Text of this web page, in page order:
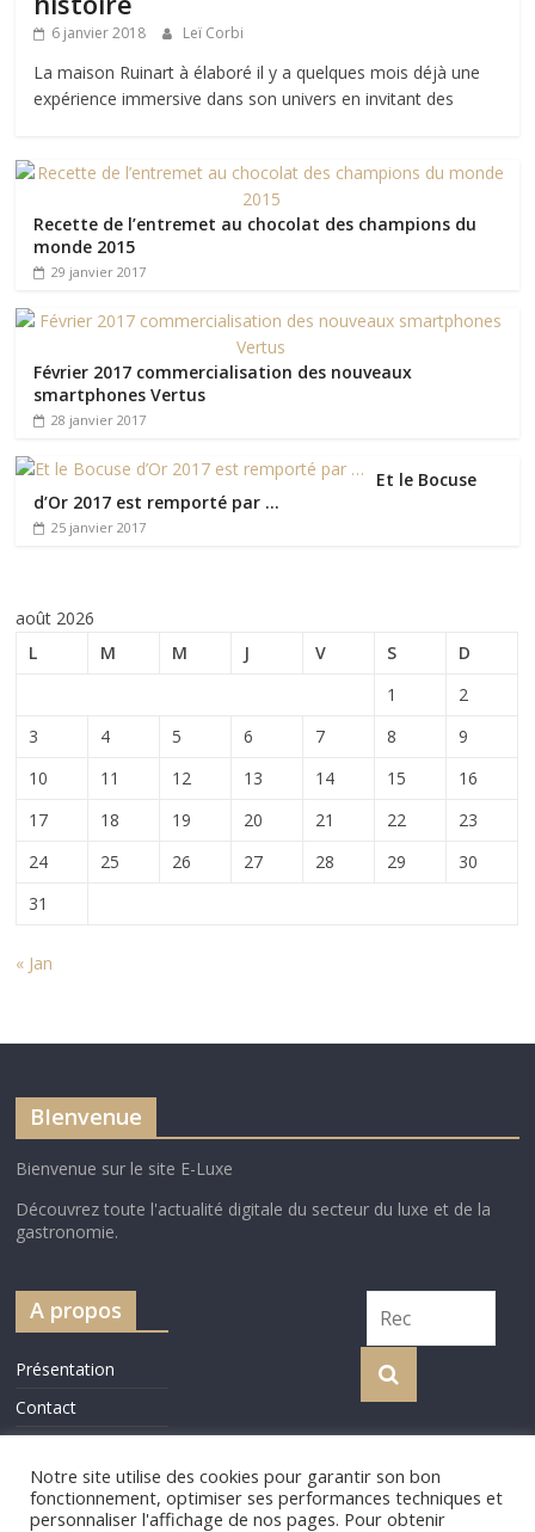
6 janvier 2018 Leï Corbi
La maison Ruinart à élaboré il y a quelques mois déjà une
expérience immersive dans son univers en invitant des
Recette de l’entremet au chocolat des champions du
monde 2015
29 janvier 2017
Février 2017 commercialisation des nouveaux
smartphones Vertus
28 janvier 2017
Et le Bocuse
d’Or 2017 est remporté par …
25 janvier 2017
août 2026
L
M M J V S
D
1
2
3
4 5 6 7 8
9
10
11 12 13 14 15
16
17
18 19 20 21 22
23
24
25 26 27 28 29
30
31
« Jan
BIenvenue
Bienvenue sur le site E-Luxe
Découvrez toute l'actualité digitale du secteur du luxe et de la
gastronomie.
A propos
Présentation
Contact
Notre site utilise des cookies pour garantir son bon
fonctionnement, optimiser ses performances techniques et
personnaliser l'affichage de nos pages. Pour obtenir